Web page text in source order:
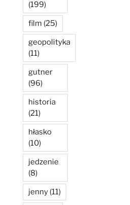
(199)
film (25)
geopolityka
(11)
gutner
(96)
historia
(21)
hłasko
(10)
jedzenie
(8)
jenny (11)